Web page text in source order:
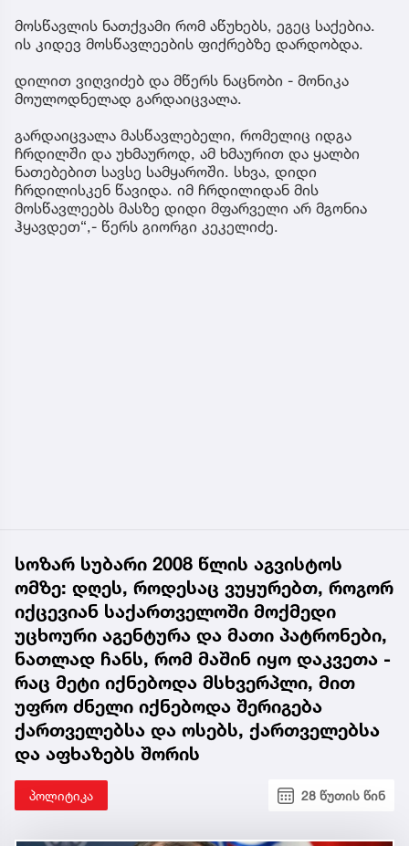
მოსწავლის ნათქვამი რომ აწუხებს, ეგეც საქებია.
ის კიდევ მოსწავლეების ფიქრებზე დარდობდა.
დილით ვიღვიძებ და მწერს ნაცნობი - მონიკა
მოულოდნელად გარდაიცვალა.
გარდაიცვალა მასწავლებელი, რომელიც იდგა
ჩრდილში და უხმაუროდ, ამ ხმაურით და ყალბი
ნათებებით სავსე სამყაროში. სხვა, დიდი
ჩრდილისკენ წავიდა. იმ ჩრდილიდან მის
მოსწავლეებს მასზე დიდი მფარველი არ მგონია
ჰყავდეთ“,- წერს გიორგი კეკელიძე.
სოზარ სუბარი 2008 წლის აგვისტოს
ომზე: დღეს, როდესაც ვუყურებთ, როგორ
იქცევიან საქართველოში მოქმედი
უცხოური აგენტურა და მათი პატრონები,
ნათლად ჩანს, რომ მაშინ იყო დაკვეთა -
რაც მეტი იქნებოდა მსხვერპლი, მით
უფრო ძნელი იქნებოდა შერიგება
ქართველებსა და ოსებს, ქართველებსა
და აფხაზებს შორის
პოლიტიკა 28 წუთის წინ